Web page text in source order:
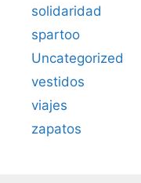
solidaridad
spartoo
Uncategorized
vestidos
viajes
zapatos